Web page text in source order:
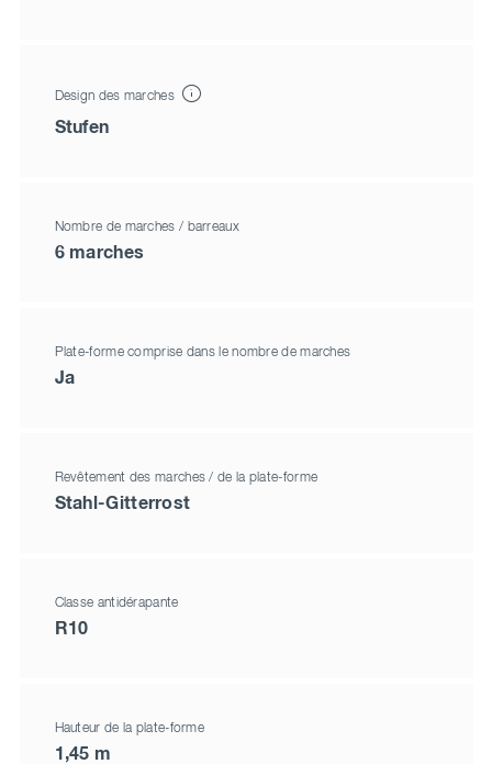
Design des marches
Stufen
Nombre de marches / barreaux
6 marches
Plate-forme comprise dans le nombre de marches
Ja
Revêtement des marches / de la plate-forme
Stahl-Gitterrost
Classe antidérapante
R10
Hauteur de la plate-forme
1,45 m